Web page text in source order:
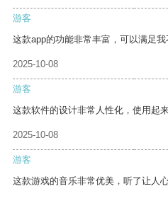
游客
这款app的功能非常丰富，可以满足我
2025-10-08
游客
这款软件的设计非常人性化，使用起来
2025-10-08
游客
这款游戏的音乐非常优美，听了让人心